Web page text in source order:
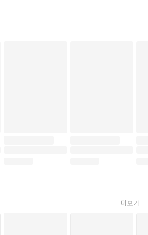
더보기